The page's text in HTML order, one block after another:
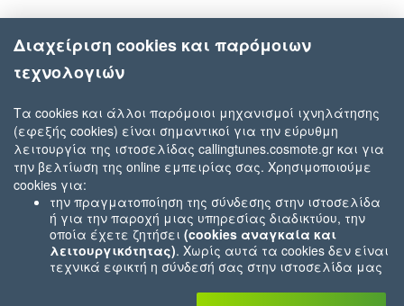
Διαχείριση cookies και παρόμοιων
τεχνολογιών
Τα cookies και άλλοι παρόμοιοι μηχανισμοί ιχνηλάτησης
(εφεξής cookies) είναι σημαντικοί για την εύρυθμη
λειτουργία της ιστοσελίδας callingtunes.cosmote.gr και για
την βελτίωση της online εμπειρίας σας. Χρησιμοποιούμε
cookies για:
την πραγματοποίηση της σύνδεσης στην ιστοσελίδα
ή για την παροχή μιας υπηρεσίας διαδικτύου, την
οποία έχετε ζητήσει (cookies αναγκαία και
λειτουργικότητας). Χωρίς αυτά τα cookies δεν είναι
τεχνικά εφικτή η σύνδεσή σας στην ιστοσελίδα μας
που εσείς μας ζητήσατε (π.χ.cookies που αφορούν